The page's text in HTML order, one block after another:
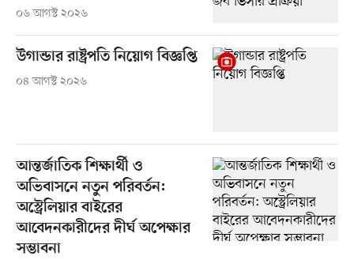
০৬ আগস্ট ২০২৬
উগান্ডার রাষ্ট্রপতি নিয়োগ বিজ্ঞপ্তি
০৪ আগস্ট ২০২৬
আন্তর্জাতিক শিক্ষার্থী ও
অভিবাসনে নতুন পরিবর্তন:
অস্ট্রেলিয়ার বাইরের
আবেদনকারীদের দীর্ঘ অপেক্ষার
সম্ভাবনা